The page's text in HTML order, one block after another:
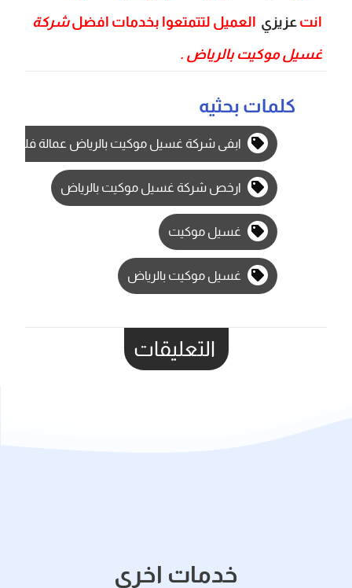
انتعزيزي العميل لتتمتعوا بخدمات افضلشركة
غسيل موكيت بالرياض .
كلمات بحثيه
ابفى شركة غسيل موكيت بالرياض عمالة فلبينية
ارخص شركة غسيل موكيت بالرياض
غسيل موكيت
غسيل موكيت بالرياض
التعليقات
خدمات اخري